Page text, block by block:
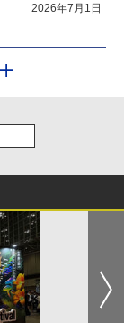
2026年7月1日